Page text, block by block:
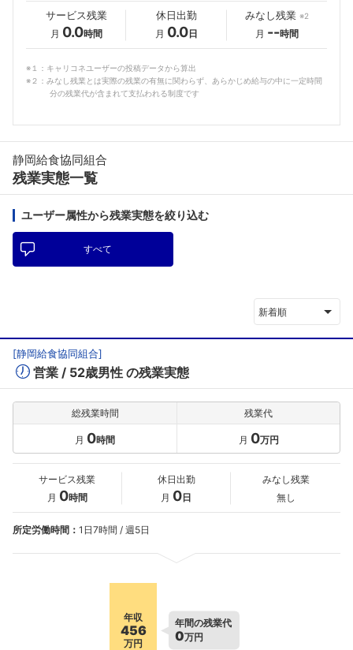
サービス残業
月 0.0時間
休日出勤
月 0.0日
みなし残業 ※2
月 --時間
※１：キャリコネユーザーの投稿データから算出
※２：みなし残業とは実際の残業の有無に関わらず、あらかじめ給与の中に一定時間
分の残業代が含まれて支払われる制度です
静岡給食協同組合
残業実態一覧
ユーザー属性から残業実態を絞り込む
すべて
新着順
[静岡給食協同組合]
営業 52歳男性 の残業実態
総残業時間 残業代
月 0時間 月 0万円
サービス残業
月 0時間
休日出勤
月 0日
みなし残業
無し
所定労働時間： 1日7時間 / 週5日
年収
456
万円
年間の残業代
0万円